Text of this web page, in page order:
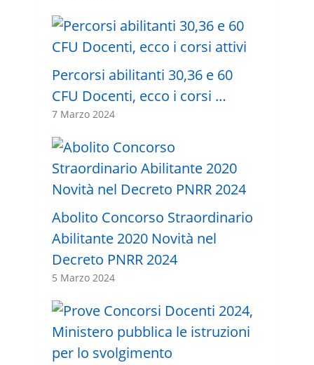
Percorsi abilitanti 30,36 e 60
CFU Docenti, ecco i corsi …
7 Marzo 2024
Abolito Concorso Straordinario
Abilitante 2020 Novità nel
Decreto PNRR 2024
5 Marzo 2024